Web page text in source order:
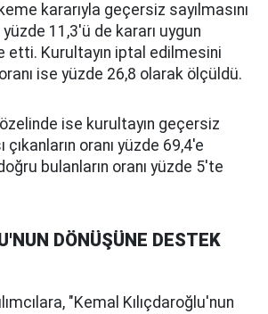
kararıyla geçersiz sayılmasını
yüzde 11,3'ü de kararı uygun
etti. Kurultayın iptal edilmesini
ise yüzde 26,8 olarak ölçüldü.
ise kurultayın geçersiz
çıkanların oranı yüzde 69,4'e
bulanların oranı yüzde 5'te
DÖNÜŞÜNE DESTEK
"Kemal Kılıçdaroğlu'nun